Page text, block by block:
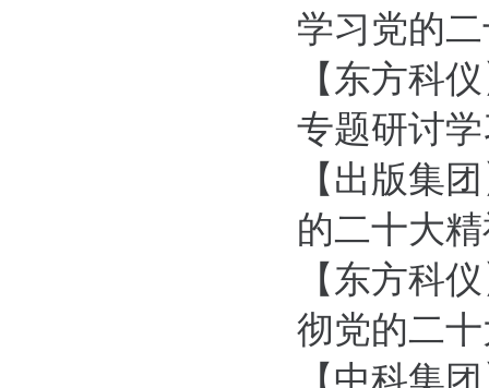
学习党的
【东方科
专题研讨
【出版集
的二十大
【东方科
彻党的二
【中科集